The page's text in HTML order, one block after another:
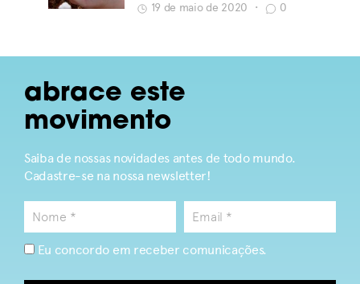
19 de maio de 2020 • 0
abrace este
movimento
Saiba de nossas novidades antes de todo mundo.
Cadastre-se na nossa newsletter!
Eu concordo em receber comunicações.